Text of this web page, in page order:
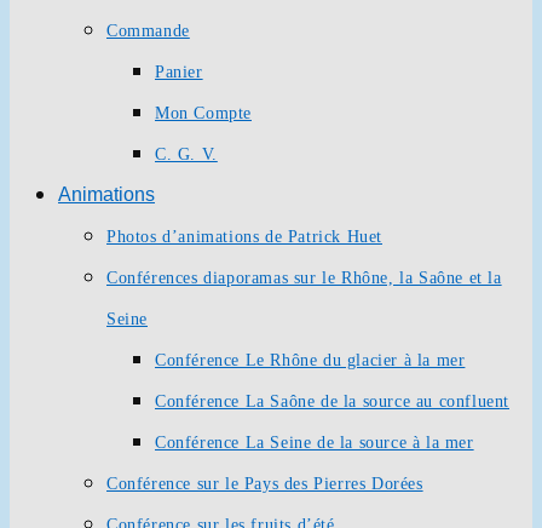
Commande
Panier
Mon Compte
C. G. V.
Animations
Photos d’animations de Patrick Huet
Conférences diaporamas sur le Rhône, la Saône et la
Seine
Conférence Le Rhône du glacier à la mer
Conférence La Saône de la source au confluent
Conférence La Seine de la source à la mer
Conférence sur le Pays des Pierres Dorées